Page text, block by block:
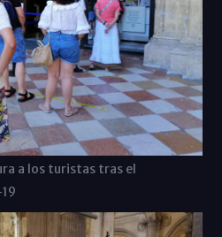
a los turistas tras el